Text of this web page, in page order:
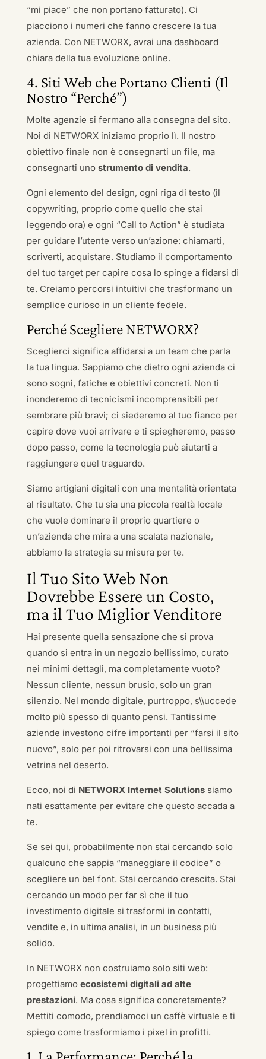
“mi piace” che non portano fatturato). Ci
piacciono i numeri che fanno crescere la tua
azienda. Con NETWORX, avrai una dashboard
chiara della tua evoluzione online.
4. Siti Web che Portano Clienti (Il
Nostro “Perché”)
Molte agenzie si fermano alla consegna del sito.
Noi di NETWORX iniziamo proprio lì. Il nostro
obiettivo finale non è consegnarti un file, ma
consegnarti uno strumento di vendita.
Ogni elemento del design, ogni riga di testo (il
copywriting, proprio come quello che stai
leggendo ora) e ogni “Call to Action” è studiata
per guidare l’utente verso un’azione: chiamarti,
scriverti, acquistare. Studiamo il comportamento
del tuo target per capire cosa lo spinge a fidarsi di
te. Creiamo percorsi intuitivi che trasformano un
semplice curioso in un cliente fedele.
Perché Scegliere NETWORX?
Sceglierci significa affidarsi a un team che parla
la tua lingua. Sappiamo che dietro ogni azienda ci
sono sogni, fatiche e obiettivi concreti. Non ti
inonderemo di tecnicismi incomprensibili per
sembrare più bravi; ci siederemo al tuo fianco per
capire dove vuoi arrivare e ti spiegheremo, passo
dopo passo, come la tecnologia può aiutarti a
raggiungere quel traguardo.
Siamo artigiani digitali con una mentalità orientata
al risultato. Che tu sia una piccola realtà locale
che vuole dominare il proprio quartiere o
un’azienda che mira a una scalata nazionale,
abbiamo la strategia su misura per te.
Il Tuo Sito Web Non
Dovrebbe Essere un Costo,
ma il Tuo Miglior Venditore
Hai presente quella sensazione che si prova
quando si entra in un negozio bellissimo, curato
nei minimi dettagli, ma completamente vuoto?
Nessun cliente, nessun brusio, solo un gran
silenzio. Nel mondo digitale, purtroppo, s\\uccede
molto più spesso di quanto pensi. Tantissime
aziende investono cifre importanti per “farsi il sito
nuovo”, solo per poi ritrovarsi con una bellissima
vetrina nel deserto.
Ecco, noi di NETWORX Internet Solutionssiamo
nati esattamente per evitare che questo accada a
te.
Se sei qui, probabilmente non stai cercando solo
qualcuno che sappia “maneggiare il codice” o
scegliere un bel font. Stai cercando crescita. Stai
cercando un modo per far sì che il tuo
investimento digitale si trasformi in contatti,
vendite e, in ultima analisi, in un business più
solido.
In NETWORX non costruiamo solo siti web:
progettiamo ecosistemi digitali ad alte
prestazioni. Ma cosa significa concretamente?
Mettiti comodo, prendiamoci un caffè virtuale e ti
spiego come trasformiamo i pixel in profitti.